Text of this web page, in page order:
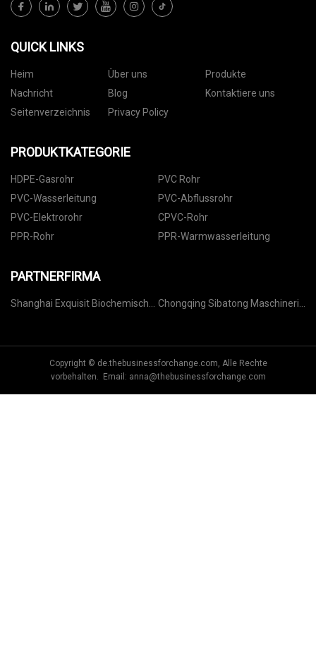
QUICK LINKS
Heim Über uns
Produkte
Nachricht
Blog
Kontaktiere uns
Seitenverzeichnis
Privacy Policy
PRODUKTKATEGORIE
HDPE-Gasrohr
PVC Rohr
PVC-Wasserleitung
PVC-Abflussrohr
PVC-Elektrorohr
CPVC-Rohr
PPR-Rohr
PPR-Warmwasserleitung
PARTNERFIRMA
Shanghai Exquisit Biochemisch
Chongqing Sibatong Maschinerie
Copyright © de.thebusinessforchange.com, Alle Rechte
vorbehalten. Email: anna@thebusinessforchange.com